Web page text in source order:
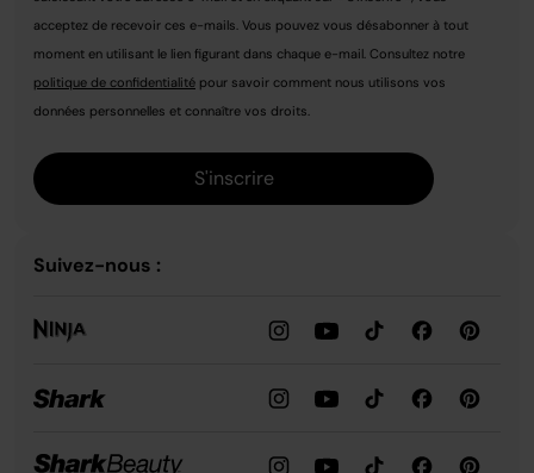
acceptez de recevoir ces e-mails. Vous pouvez vous désabonner à tout
moment en utilisant le lien figurant dans chaque e-mail. Consultez notre
politique de confidentialité pour savoir comment nous utilisons vos
données personnelles et connaître vos droits.
S'inscrire
Suivez-nous :